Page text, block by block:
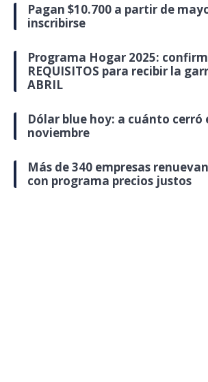
Pagan $10.700 a partir de
inscribirse
Programa Hogar 2025:
REQUISITOS para recibir la
ABRIL
Dólar blue hoy: a cuánto cerró
noviembre
Más de 340 empresas
con programa precios justos